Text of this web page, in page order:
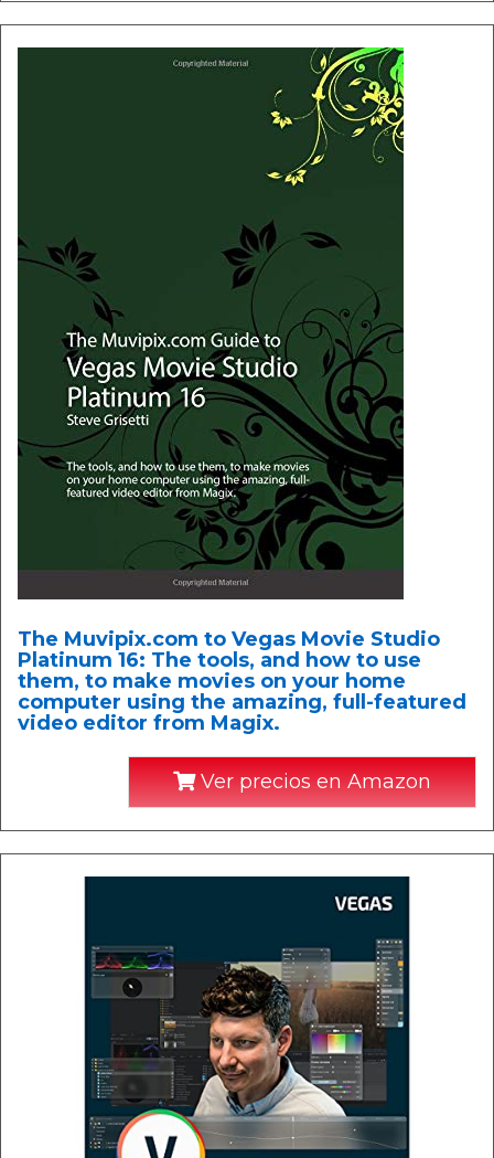
The Muvipix.com to Vegas Movie Studio
Platinum 16: The tools, and how to use
them, to make movies on your home
computer using the amazing, full-featured
video editor from Magix.
Ver precios en Amazon